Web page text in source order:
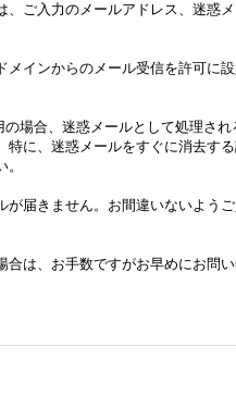
ご入力のメールアドレス、迷惑
インからのメール受信を許可に
場合、迷惑メールとして処理され
に、迷惑メールをすぐに消去す
届きません。お間違いないよう
は、お手数ですがお早めにお問